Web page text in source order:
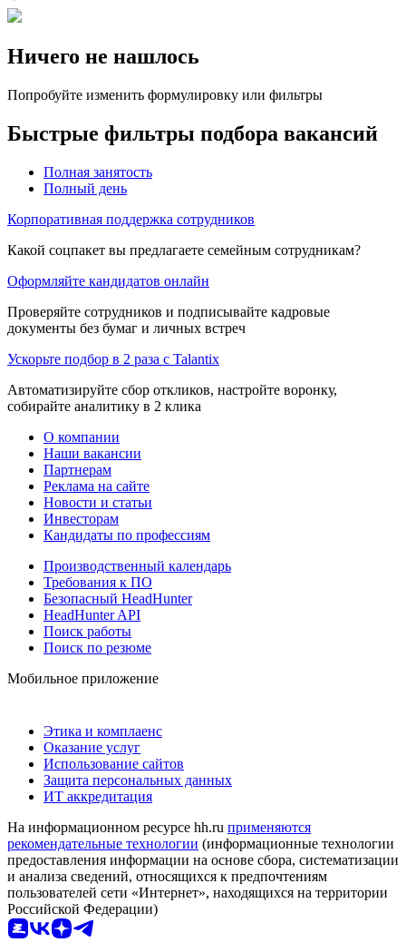
Ничего не нашлось
Попробуйте изменить формулировку или фильтры
Быстрые фильтры подбора вакансий
Полная занятость
Полный день
Корпоративная поддержка сотрудников
Какой соцпакет вы предлагаете семейным сотрудникам?
Оформляйте кандидатов онлайн
Проверяйте сотрудников и подписывайте кадровые
документы без бумаг и личных встреч
Ускорьте подбор в 2 раза с Talantix
Автоматизируйте сбор откликов, настройте воронку,
собирайте аналитику в 2 клика
О компании
Наши вакансии
Партнерам
Реклама на сайте
Новости и статьи
Инвесторам
Кандидаты по профессиям
Производственный календарь
Требования к ПО
Безопасный HeadHunter
HeadHunter API
Поиск работы
Поиск по резюме
Мобильное приложение
Этика и комплаенс
Оказание услуг
Использование сайтов
Защита персональных данных
ИТ аккредитация
На информационном ресурсе hh.ru применяются
рекомендательные технологии (информационные технологии
предоставления информации на основе сбора, систематизации
и анализа сведений, относящихся к предпочтениям
пользователей сети «Интернет», находящихся на территории
Российской Федерации)